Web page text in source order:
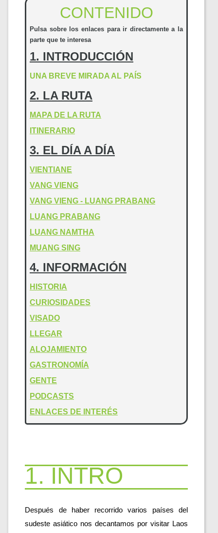
CONTENIDO
Pulsa sobre los enlaces para ir directamente a la
parte que te interesa
1. INTRODUCCIÓN
UNA BREVE MIRADA AL PAÍS
2. LA RUTA
MAPA DE LA RUTA
ITINERARIO
3. EL DÍA A DÍA
VIENTIANE
VANG VIENG
VANG VIENG - LUANG PRABANG
LUANG PRABANG
LUANG NAMTHA
MUANG SING
4. INFORMACIÓN
HISTORIA
CURIOSIDADES
VISADO
LLEGAR
ALOJAMIENTO
GASTRONOMÍA
GENTE
PODCASTS
ENLACES DE INTERÉS
1. INTRO
Después de haber recorrido varios países del
sudeste asiático nos decantamos por visitar Laos